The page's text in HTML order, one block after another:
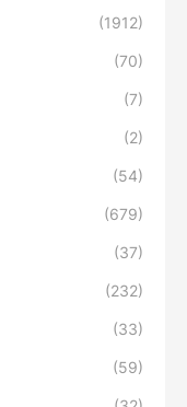
(1912)
(70)
(7)
(2)
(54)
(679)
(37)
(232)
(33)
(59)